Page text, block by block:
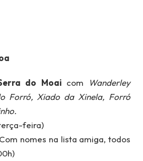
do Moai com
Wanderley
Forró, Xiado da Xinela, Forró
feira)
nomes na lista amiga, todos